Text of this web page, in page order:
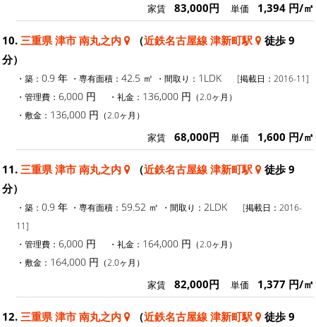
家賃 83,000円 単価 1,394 円/㎡
10. 三重県 津市 南丸之内 （近鉄名古屋線 津新町駅
徒歩 9
分）
・築： 0.9 年 ・専有面積： 42.5 ㎡ ・間取り： 1LDK
[掲載日：2016-11]
・管理費： 6,000 円 ・礼金： 136,000 円 （2.0ヶ月）
・敷金： 136,000 円 （2.0ヶ月）
家賃 68,000円 単価 1,600 円/㎡
11. 三重県 津市 南丸之内 （近鉄名古屋線 津新町駅
徒歩 9
分）
・築： 0.9 年 ・専有面積： 59.52 ㎡ ・間取り： 2LDK
[掲載日：2016-
11]
・管理費： 6,000 円 ・礼金： 164,000 円 （2.0ヶ月）
・敷金： 164,000 円 （2.0ヶ月）
家賃 82,000円 単価 1,377 円/㎡
12. 三重県 津市 南丸之内 （近鉄名古屋線 津新町駅
徒歩 9